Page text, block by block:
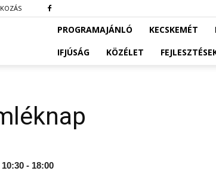
PROGRAMAJÁNLÓ KECSKEMÉT
IFJÚSÁG
KÖZÉLET
- 18:00